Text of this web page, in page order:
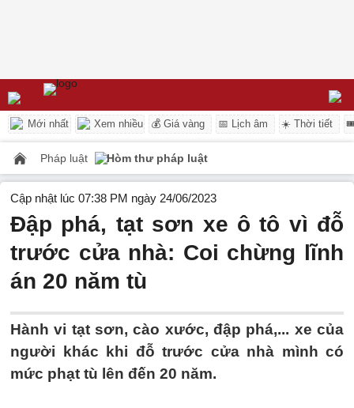
Mới nhất Xem nhiều 💰 Giá vàng 📅 Lịch âm ☀️ Thời tiết
Pháp luật Hòm thư pháp luật
Cập nhật lúc 07:38 PM ngày 24/06/2023
Đập phá, tạt sơn xe ô tô vì đỗ
trước cửa nhà: Coi chừng lĩnh
án 20 năm tù
Hành vi tạt sơn, cào xước, đập phá,... xe của
người khác khi đỗ trước cửa nhà mình có
mức phạt tù lên đến 20 năm.